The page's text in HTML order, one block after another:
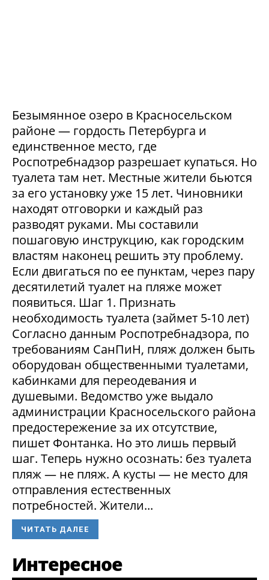
Безымянное озеро в Красносельском
районе — гордость Петербурга и
единственное место, где
Роспотребнадзор разрешает купаться. Но
туалета там нет. Местные жители бьются
за его установку уже 15 лет. Чиновники
находят отговорки и каждый раз
разводят руками. Мы составили
пошаговую инструкцию, как городским
властям наконец решить эту проблему.
Если двигаться по ее пунктам, через пару
десятилетий туалет на пляже может
появиться. Шаг 1. Признать
необходимость туалета (займет 5-10 лет)
Согласно данным Роспотребнадзора, по
требованиям СанПиН, пляж должен быть
оборудован общественными туалетами,
кабинками для переодевания и
душевыми. Ведомство уже выдало
администрации Красносельского района
предостережение за их отсутствие,
пишет Фонтанка. Но это лишь первый
шаг. Теперь нужно осознать: без туалета
пляж — не пляж. А кусты — не место для
отправления естественных
потребностей. Жители...
ЧИТАТЬ ДАЛЕЕ
Интересное